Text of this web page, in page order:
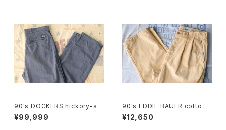
90's DOCKERS hickory-stri
pe one-tuck Pants "Made i
n U.S.A."
¥99,999
90's EDDIE BAUER cotton-
duck 2-tuck Pants
¥12,650